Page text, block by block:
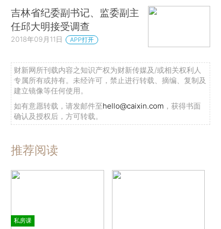
吉林省纪委副书记、监委副主
任邱大明接受调查
2018年09月11日 APP打开
财新网所刊载内容之知识产权为财新传媒及/或相关权利人
专属所有或持有。未经许可，禁止进行转载、摘编、复制及
建立镜像等任何使用。
如有意愿转载，请发邮件至hello@caixin.com ，获得书面
确认及授权后，方可转载。
推荐阅读
私房课